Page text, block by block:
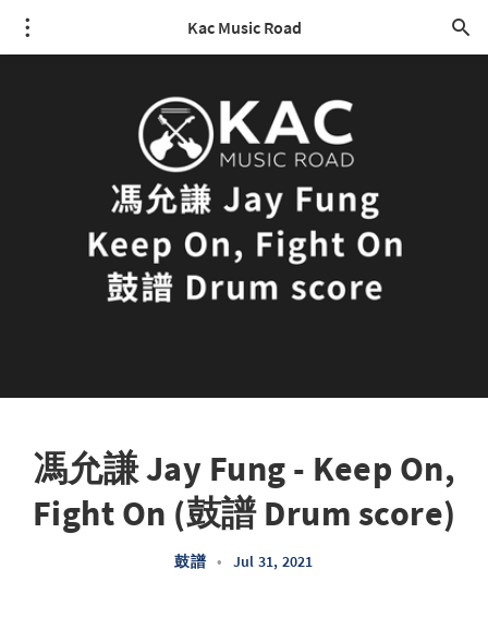
Kac Music Road
馮允謙 Jay Fung - Keep On,
Fight On (鼓譜 Drum score)
鼓譜 • Jul 31, 2021